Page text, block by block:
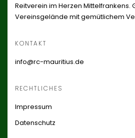
Reitverein im Herzen Mittelfrankens.
Vereinsgelände mit gemütlichem
KONTAKT
info@rc-mauritius.de
RECHTLICHES
Impressum
Datenschutz